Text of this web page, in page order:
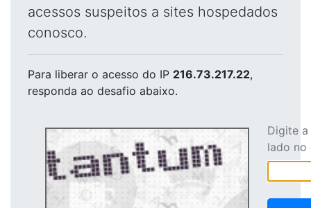
acessos suspeitos a sites hospedados
conosco.
Para liberar o acesso do IP 216.73.217.22,
responda ao desafio abaixo.
Digite
lado no